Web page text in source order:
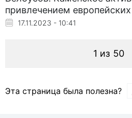
привлечением
17.11.2023 - 10:41
1 из 50
Эта страница была полезна?